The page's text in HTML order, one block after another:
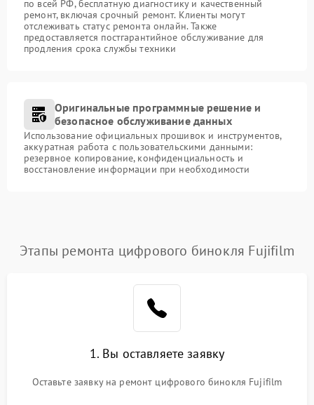
по всей РФ, бесплатную диагностику и качественный
ремонт, включая срочный ремонт. Клиенты могут
отслеживать статус ремонта онлайн. Также
предоставляется постгарантийное обслуживание для
продления срока службы техники
Оригинальные программные решение и
безопасное обслуживание данных
Использование официальных прошивок и инструментов,
аккуратная работа с пользовательскими данными:
резервное копирование, конфиденциальность и
восстановление информации при необходимости
Этапы ремонта цифрового бинокля Fujifilm
1. Вы оставляете заявку
Оставьте заявку на ремонт цифрового бинокля Fujifilm